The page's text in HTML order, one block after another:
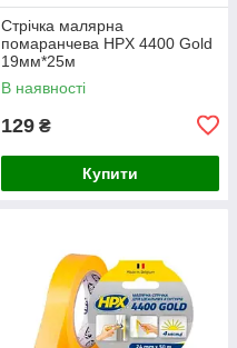
Стрічка малярна
помаранчева HPX 4400 Gold
19мм*25м
В наявності
129 ₴
Купити